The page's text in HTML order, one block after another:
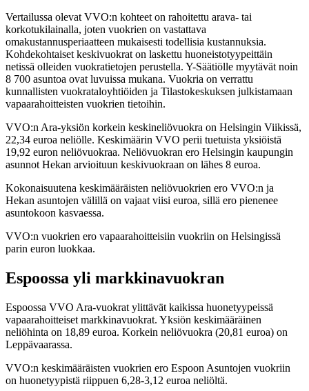
Vertailussa olevat VVO:n kohteet on rahoitettu arava- tai
korkotukilainalla, joten vuokrien on vastattava
omakustannusperiaatteen mukaisesti todellisia kustannuksia.
Kohdekohtaiset keskivuokrat on laskettu huoneistotyypeittäin
netissä olleiden vuokratietojen perustella. Y-Säätiölle myytävät noin
8 700 asuntoa ovat luvuissa mukana. Vuokria on verrattu
kunnallisten vuokrataloyhtiöiden ja Tilastokeskuksen julkistamaan
vapaarahoitteisten vuokrien tietoihin.
VVO:n Ara-yksiön korkein keskineliövuokra on Helsingin Viikissä,
22,34 euroa neliölle. Keskimäärin VVO perii tuetuista yksiöistä
19,92 euron neliövuokraa. Neliövuokran ero Helsingin kaupungin
asunnot Hekan arvioituun keskivuokraan on lähes 8 euroa.
Kokonaisuutena keskimääräisten neliövuokrien ero VVO:n ja
Hekan asuntojen välillä on vajaat viisi euroa, sillä ero pienenee
asuntokoon kasvaessa.
VVO:n vuokrien ero vapaarahoitteisiin vuokriin on Helsingissä
parin euron luokkaa.
Espoossa yli markkinavuokran
Espoossa VVO Ara-vuokrat ylittävät kaikissa huonetyypeissä
vapaarahoitteiset markkinavuokrat. Yksiön keskimääräinen
neliöhinta on 18,89 euroa. Korkein neliövuokra (20,81 euroa) on
Leppävaarassa.
VVO:n keskimääräisten vuokrien ero Espoon Asuntojen vuokriin
on huonetyypistä riippuen 6,28-3,12 euroa neliöltä.